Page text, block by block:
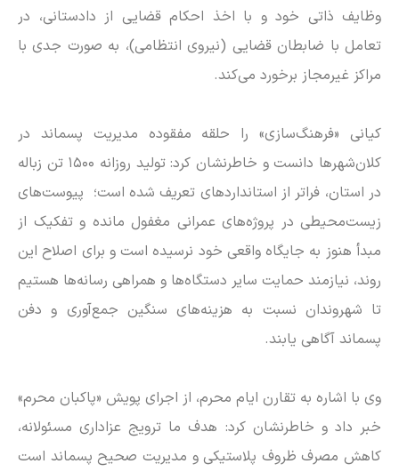
وظایف ذاتی خود و با اخذ احکام قضایی از دادستانی، در
تعامل با ضابطان قضایی (نیروی انتظامی)، به صورت جدی با
مراکز غیرمجاز برخورد می‌کند.
کیانی «فرهنگ‌سازی» را حلقه مفقوده مدیریت پسماند در
کلان‌شهر‌ها دانست و خاطرنشان کرد: تولید روزانه ۱۵۰۰ تن زباله
در استان، فراتر از استاندارد‌های تعریف شده است؛ پیوست‌های
زیست‌محیطی در پروژه‌های عمرانی مغفول مانده و تفکیک از
مبدأ هنوز به جایگاه واقعی خود نرسیده است و برای اصلاح این
روند، نیازمند حمایت سایر دستگاه‌ها و همراهی رسانه‌ها هستیم
تا شهروندان نسبت به هزینه‌های سنگین جمع‌آوری و دفن
پسماند آگاهی یابند.
وی با اشاره به تقارن ایام محرم، از اجرای پویش «پاکبان محرم»
خبر داد و خاطرنشان کرد: هدف ما ترویج عزاداری مسئولانه،
کاهش مصرف ظروف پلاستیکی و مدیریت صحیح پسماند است